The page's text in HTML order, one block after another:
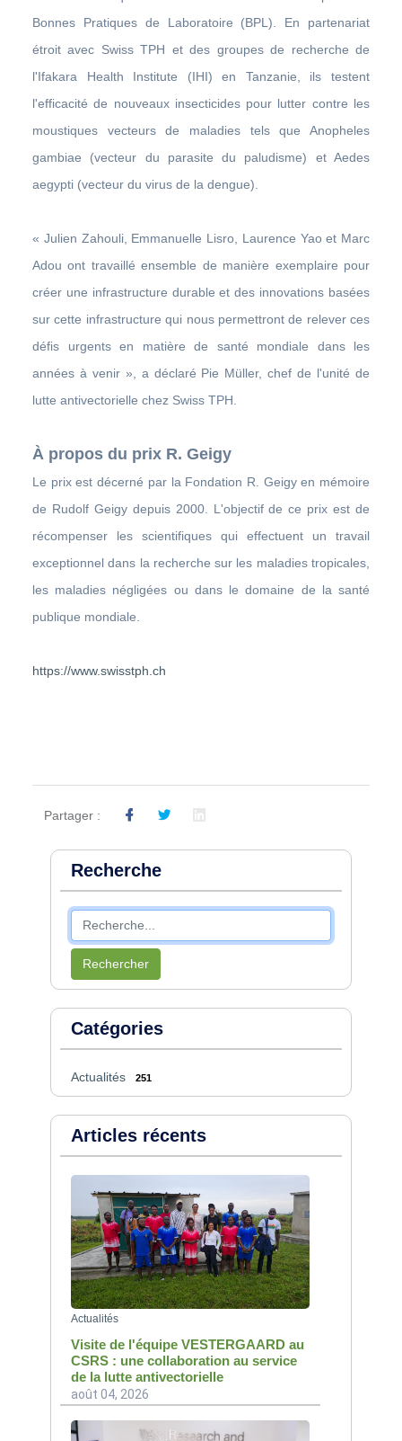
Bonnes Pratiques de Laboratoire (BPL). En partenariat
étroit avec Swiss TPH et des groupes de recherche de
l'Ifakara Health Institute (IHI) en Tanzanie, ils testent
l'efficacité de nouveaux insecticides pour lutter contre les
moustiques vecteurs de maladies tels que Anopheles
gambiae (vecteur du parasite du paludisme) et Aedes
aegypti (vecteur du virus de la dengue).
« Julien Zahouli, Emmanuelle Lisro, Laurence Yao et Marc
Adou ont travaillé ensemble de manière exemplaire pour
créer une infrastructure durable et des innovations basées
sur cette infrastructure qui nous permettront de relever ces
défis urgents en matière de santé mondiale dans les
années à venir », a déclaré Pie Müller, chef de l'unité de
lutte antivectorielle chez Swiss TPH.
À propos du prix R. Geigy
Le prix est décerné par la Fondation R. Geigy en mémoire
de Rudolf Geigy depuis 2000. L'objectif de ce prix est de
récompenser les scientifiques qui effectuent un travail
exceptionnel dans la recherche sur les maladies tropicales,
les maladies négligées ou dans le domaine de la santé
publique mondiale.
https://www.swisstph.ch
Partager :
Recherche
Rechercher
Catégories
Actualités 251
Articles récents
Actualités
Visite de l'équipe VESTERGAARD au
CSRS : une collaboration au service
de la lutte antivectorielle
août 04, 2026